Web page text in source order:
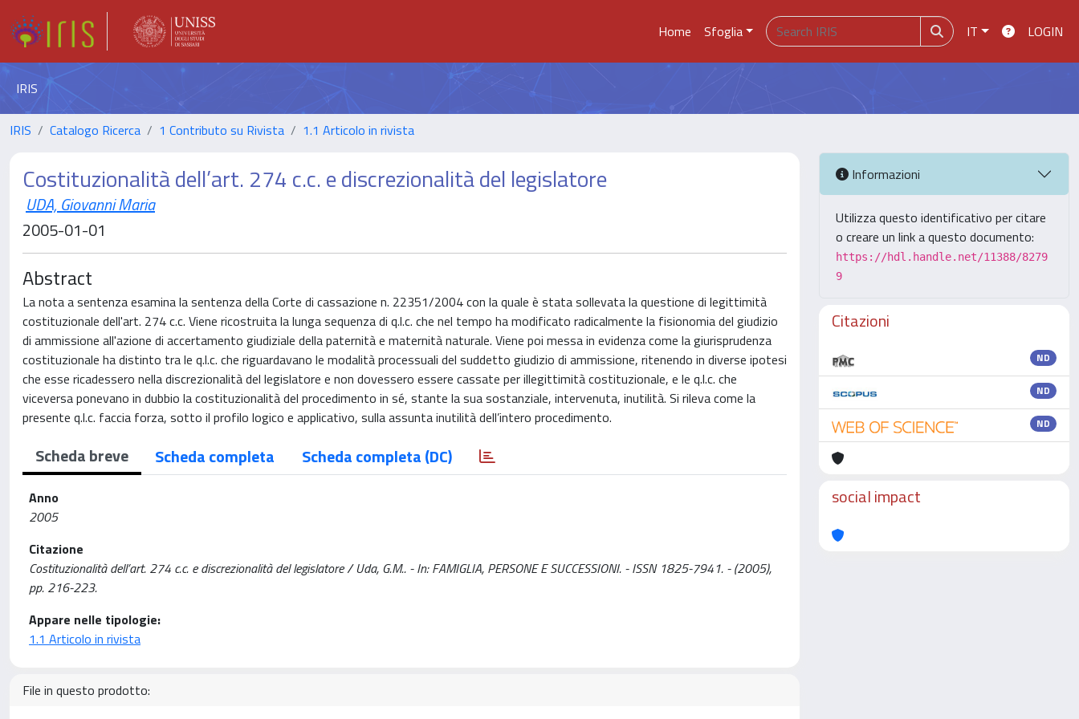
Home Sfoglia IT LOGIN
IRIS
IRIS Catalogo Ricerca 1 Contributo su Rivista 1.1 Articolo in rivista
Costituzionalità dell’art. 274 c.c. e discrezionalità del legislatore
UDA, Giovanni Maria
2005-01-01
Abstract
La nota a sentenza esamina la sentenza della Corte di cassazione n. 22351/2004 con la quale è stata sollevata la questione di legittimità
costituzionale dell'art. 274 c.c. Viene ricostruita la lunga sequenza di q.l.c. che nel tempo ha modificato radicalmente la fisionomia del giudizio
di ammissione all'azione di accertamento giudiziale della paternità e maternità naturale. Viene poi messa in evidenza come la giurisprudenza
costituzionale ha distinto tra le q.l.c. che riguardavano le modalità processuali del suddetto giudizio di ammissione, ritenendo in diverse ipotesi
che esse ricadessero nella discrezionalità del legislatore e non dovessero essere cassate per illegittimità costituzionale, e le q.l.c. che
viceversa ponevano in dubbio la costituzionalità del procedimento in sé, stante la sua sostanziale, intervenuta, inutilità. Si rileva come la
presente q.l.c. faccia forza, sotto il profilo logico e applicativo, sulla assunta inutilità dell’intero procedimento.
Scheda breve Scheda completa Scheda completa (DC)
Anno
2005
Citazione
Costituzionalità dell’art. 274 c.c. e discrezionalità del legislatore / Uda, G.M.. - In: FAMIGLIA, PERSONE E SUCCESSIONI. - ISSN 1825-7941. - (2005),
pp. 216-223.
Appare nelle tipologie:
1.1 Articolo in rivista
File in questo prodotto:
Informazioni
Utilizza questo identificativo per citare
o creare un link a questo documento:
https://hdl.handle.net/11388/8279
9
Citazioni
ND
ND
ND
social impact